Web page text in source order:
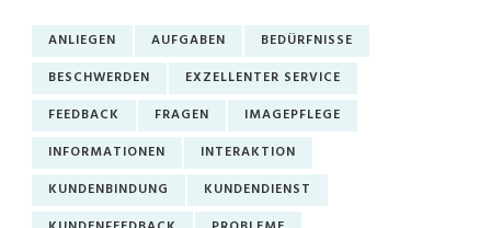
ANLIEGEN AUFGABEN
BEDÜRFNISSE
BESCHWERDEN
EXZELLENTER SERVICE
FEEDBACK
FRAGEN
IMAGEPFLEGE
INFORMATIONEN
INTERAKTION
KUNDENBINDUNG
KUNDENDIENST